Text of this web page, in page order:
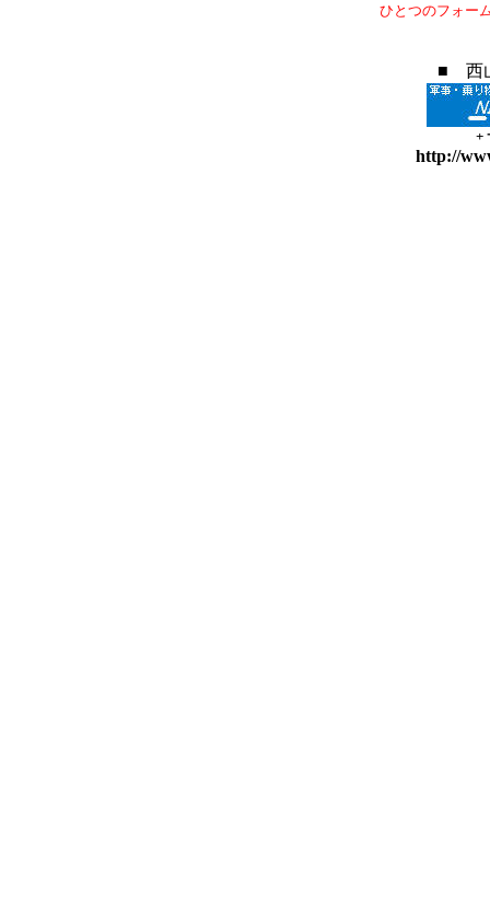
ひとつのフォー
■ 西
+
http://